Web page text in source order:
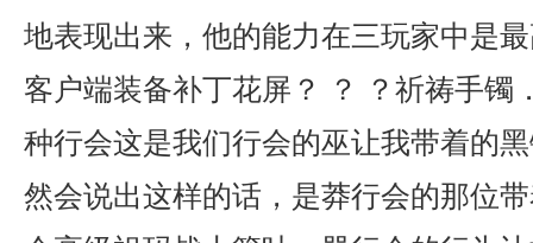
地表现出来，他的能力在三玩家中是
客户端装备补丁花屏？ ？ ？祈祷手镯
种行会这是我们行会的巫让我带着的
然会说出这样的话，是莽行会的那位